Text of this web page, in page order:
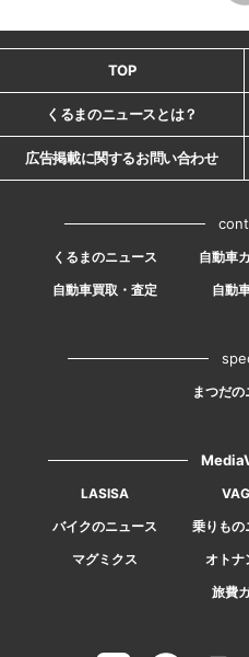
TOP
くるまのニュースとは？
広告掲載に関するお問い合わせ
くるまのニュース 自動車
自動車買取・査定
自動
まつだの
LASISA
バイクのニュース
乗りもの
マグミクス
オトナ
旅費